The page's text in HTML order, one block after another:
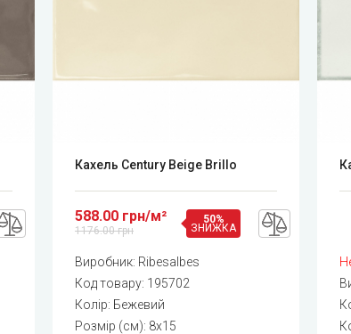
Кахель Century Beige Brillo
588.00 грн/м²
1176.00 грн
50%
ЗНИЖКА
Виробник: Ribesalbes
Код товару: 195702
Колір: Бежевий
Розмір (см): 8x15